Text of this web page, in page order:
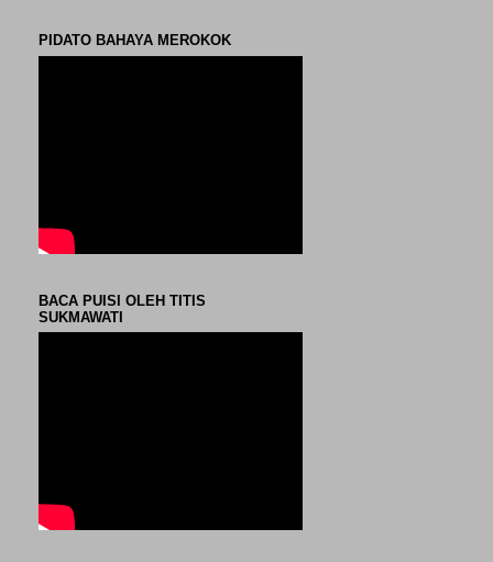
PIDATO BAHAYA MEROKOK
BACA PUISI OLEH TITIS
SUKMAWATI